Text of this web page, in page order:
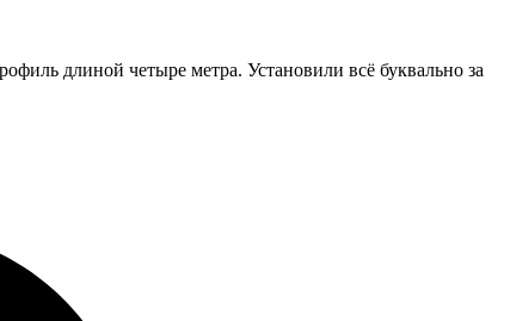
длиной четыре метра. Установили всё буквально за